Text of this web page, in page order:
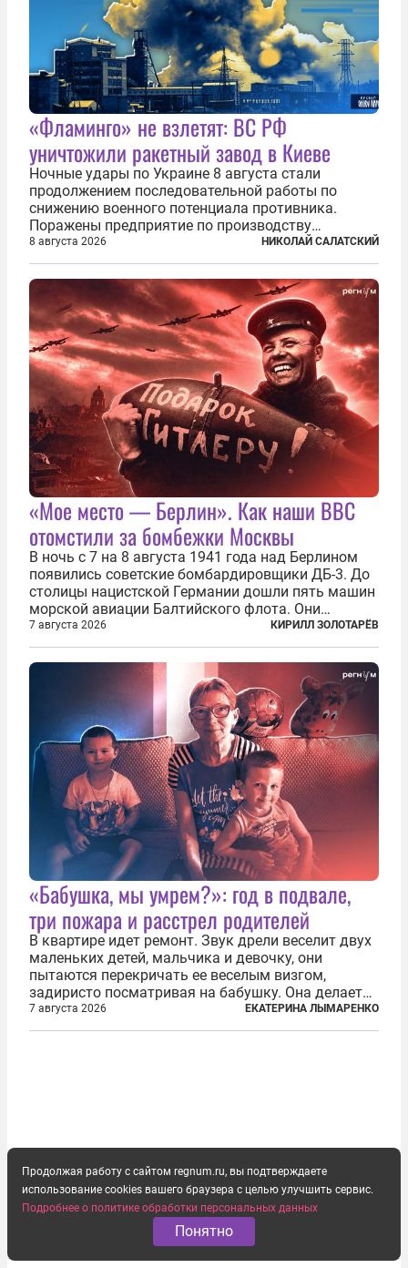
«Фламинго» не взлетят: ВС РФ
уничтожили ракетный завод в Киеве
Ночные удары по Украине 8 августа стали
продолжением последовательной работы по
снижению военного потенциала противника.
Поражены предприятие по производству
крылатых ракет, крупный склад топлива и два
сухогруза с военными грузами. Дополнительно
нанесены удары по объектам в ряде городов. В
Киеве...
8 августа 2026 НИКОЛАЙ САЛАТСКИЙ
«Мое место — Берлин». Как наши ВВС
отомстили за бомбежки Москвы
В ночь с 7 на 8 августа 1941 года над Берлином
появились советские бомбардировщики ДБ-3. До
столицы нацистской Германии дошли пять машин
морской авиации Балтийского флота. Они
сбросили бомбы на город, который в тот момент
жил в полной уверенности, что война идет где-то
далеко на востоке, Красная...
7 августа 2026 КИРИЛЛ ЗОЛОТАРЁВ
«Бабушка, мы умрем?»: год в подвале,
три пожара и расстрел родителей
В квартире идет ремонт. Звук дрели веселит двух
маленьких детей, мальчика и девочку, они
пытаются перекричать ее веселым визгом,
задиристо посматривая на бабушку. Она делает
им замечание, но внуки чувствуют, что она
сердится невсерьез. И это правда: дрель, конечно,
7 августа 2026 ЕКАТЕРИНА ЛЫМАРЕНКО
Продолжая работу с сайтом regnum.ru, вы подтверждаете
использование cookies вашего браузера с целью улучшить сервис.
Подробнее о политике обработки персональных данных
Понятно